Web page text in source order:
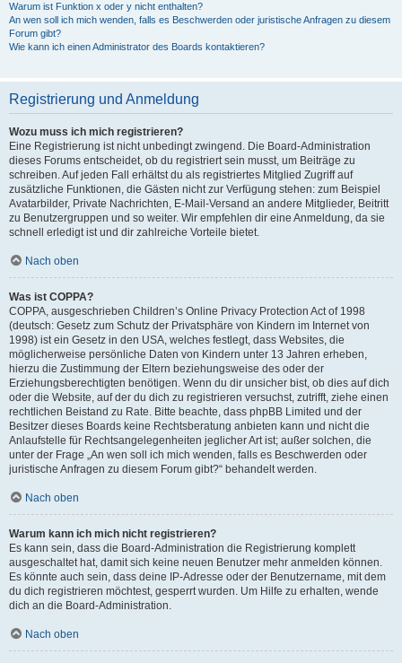
Warum ist Funktion x oder y nicht enthalten?
An wen soll ich mich wenden, falls es Beschwerden oder juristische Anfragen zu diesem
Forum gibt?
Wie kann ich einen Administrator des Boards kontaktieren?
Registrierung und Anmeldung
Wozu muss ich mich registrieren?
Eine Registrierung ist nicht unbedingt zwingend. Die Board-Administration
dieses Forums entscheidet, ob du registriert sein musst, um Beiträge zu
schreiben. Auf jeden Fall erhältst du als registriertes Mitglied Zugriff auf
zusätzliche Funktionen, die Gästen nicht zur Verfügung stehen: zum Beispiel
Avatarbilder, Private Nachrichten, E-Mail-Versand an andere Mitglieder, Beitritt
zu Benutzergruppen und so weiter. Wir empfehlen dir eine Anmeldung, da sie
schnell erledigt ist und dir zahlreiche Vorteile bietet.
Nach oben
Was ist COPPA?
COPPA, ausgeschrieben Children’s Online Privacy Protection Act of 1998
(deutsch: Gesetz zum Schutz der Privatsphäre von Kindern im Internet von
1998) ist ein Gesetz in den USA, welches festlegt, dass Websites, die
möglicherweise persönliche Daten von Kindern unter 13 Jahren erheben,
hierzu die Zustimmung der Eltern beziehungsweise des oder der
Erziehungsberechtigten benötigen. Wenn du dir unsicher bist, ob dies auf dich
oder die Website, auf der du dich zu registrieren versuchst, zutrifft, ziehe einen
rechtlichen Beistand zu Rate. Bitte beachte, dass phpBB Limited und der
Besitzer dieses Boards keine Rechtsberatung anbieten kann und nicht die
Anlaufstelle für Rechtsangelegenheiten jeglicher Art ist; außer solchen, die
unter der Frage „An wen soll ich mich wenden, falls es Beschwerden oder
juristische Anfragen zu diesem Forum gibt?“ behandelt werden.
Nach oben
Warum kann ich mich nicht registrieren?
Es kann sein, dass die Board-Administration die Registrierung komplett
ausgeschaltet hat, damit sich keine neuen Benutzer mehr anmelden können.
Es könnte auch sein, dass deine IP-Adresse oder der Benutzername, mit dem
du dich registrieren möchtest, gesperrt wurden. Um Hilfe zu erhalten, wende
dich an die Board-Administration.
Nach oben